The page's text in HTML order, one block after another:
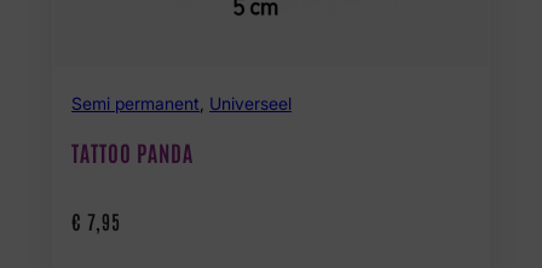
Semi permanent Universeel
TATTOO PANDA
€ 7,95